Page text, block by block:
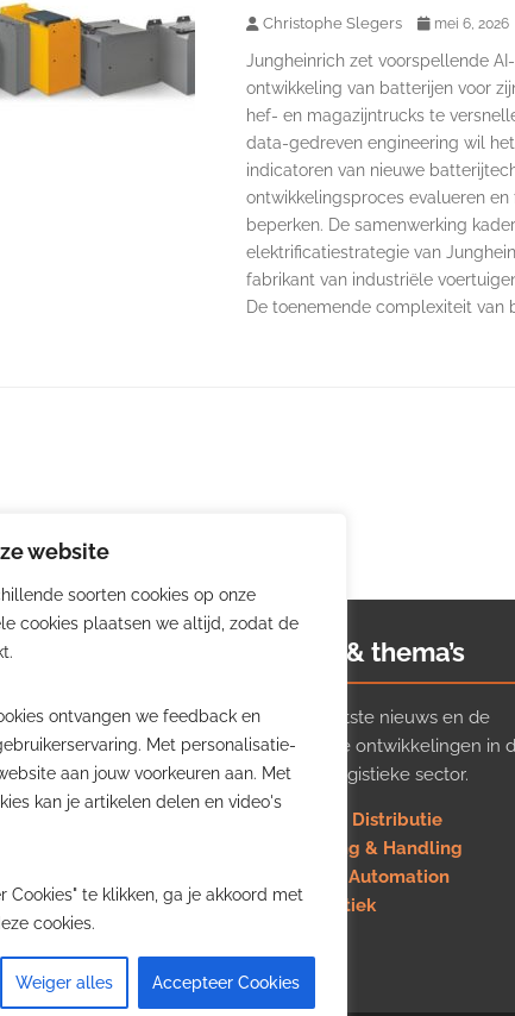
website
soorten cookies op onze
cookies plaatsen we altijd, zodat de
ontvangen we feedback en
Met personalisatie-
aan jouw voorkeuren aan. Met
kan je artikelen delen en video's
Cookies" te klikken, ga je akkoord met
cookies.
Weiger alles Accepteer Cookies
Christophe Slegers mei 6, 2026
Jungheinrich zet voorspellende
ontwikkeling van batterijen voor
hef- en magazijntrucks te
data-gedreven engineering wil
indicatoren van nieuwe
ontwikkelingsproces evalueren
beperken. De samenwerking
elektrificatiestrategie van
fabrikant van industriële
De toenemende complexiteit van
dagelijks nieuws,
over
supply chain
in België.
Nieuws & thema’s
Volg het laatste nieuws en de
belangrijkste ontwikkelingen in
Belgische logistieke sector.
Transport & Distributie
Warehousing & Handling
Software & Automation
Job in logistiek